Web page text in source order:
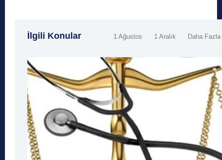
İlgili Konular 1 Ağustos 1 Aralık Daha Fazla